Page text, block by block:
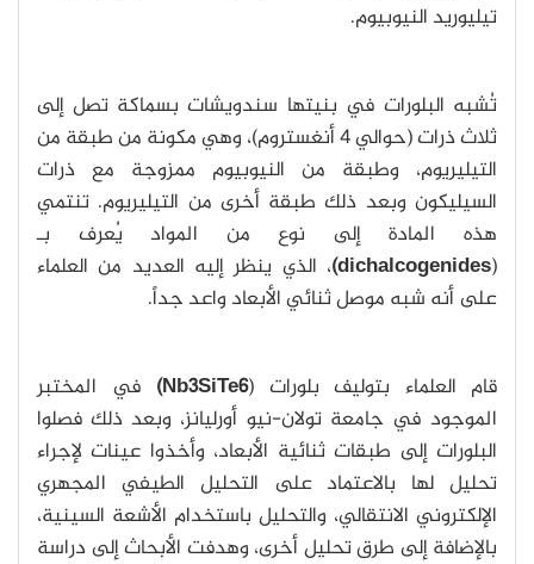
تيليوريد النيوبيوم.
تُشبه البلورات في بنيتها سندويشات بسماكة تصل إلى
ثلاث ذرات (حوالي 4 أنغستروم)، وهي مكونة من طبقة من
التيليريوم، وطبقة من النيوبيوم ممزوجة مع ذرات
السيليكون وبعد ذلك طبقة أخرى من التيليريوم. تنتمي
هذه المادة إلى نوع من المواد يُعرف بـ
(
dichalcogenides) ، الذي ينظر إليه العديد من العلماء
على أنه شبه موصل ثنائي الأبعاد واعد جداً.
قام العلماء بتوليف بلورات (Nb3SiTe6)
في المختبر
الموجود في جامعة تولان-نيو أورليانز، وبعد ذلك فصلوا
البلورات إلى طبقات ثنائية الأبعاد، وأخذوا عينات لإجراء
تحليل لها بالاعتماد على التحليل الطيفي المجهري
الإلكتروني الانتقالي، والتحليل باستخدام الأشعة السينية،
بالإضافة إلى طرق تحليل أخرى، وهدفت الأبحاث إلى دراسة